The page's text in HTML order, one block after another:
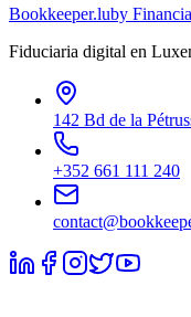
Bookkeeper.luby
Fiduciaria digital en
142 Bd de la
+352 661 111 240